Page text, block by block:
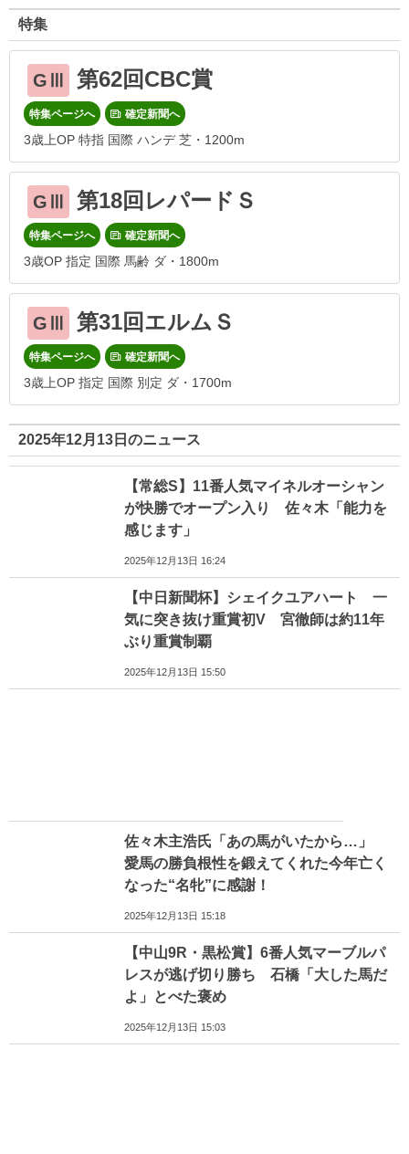
特集
GⅢ 第62回CBC賞
特集ページへ 確定新聞へ
3歳上OP 特指 国際 ハンデ 芝・1200m
GⅢ 第18回レパードＳ
特集ページへ 確定新聞へ
3歳OP 指定 国際 馬齢 ダ・1800m
GⅢ 第31回エルムＳ
特集ページへ 確定新聞へ
3歳上OP 指定 国際 別定 ダ・1700m
2025年12月13日のニュース
【常総S】11番人気マイネルオーシャン
が快勝でオープン入り 佐々木「能力を
感じます」
2025年12月13日 16:24
【中日新聞杯】シェイクユアハート 一
気に突き抜け重賞初V 宮徹師は約11年
ぶり重賞制覇
2025年12月13日 15:50
佐々木主浩氏「あの馬がいたから…」
愛馬の勝負根性を鍛えてくれた今年亡く
なった“名牝”に感謝！
2025年12月13日 15:18
【中山9R・黒松賞】6番人気マーブルパ
レスが逃げ切り勝ち 石橋「大した馬だ
よ」とべた褒め
2025年12月13日 15:03